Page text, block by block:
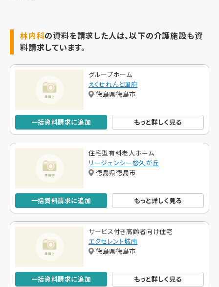
林内科の資料を請求した人は、以下の介護施設も資
料請求しています。
グループホーム
えくせれんと国府
徳島県徳島市
一括資料請求に追加 もっと詳しく見る
住宅型有料老人ホーム
リージェンシー悠久が丘
徳島県徳島市
一括資料請求に追加 もっと詳しく見る
サービス付き高齢者向け住宅
エクセレント城南
徳島県徳島市
一括資料請求に追加 もっと詳しく見る